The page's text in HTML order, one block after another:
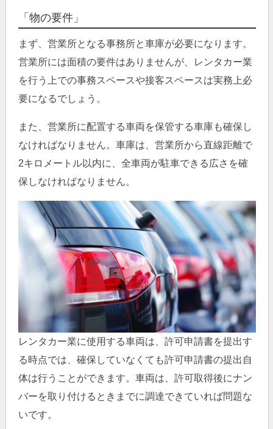
「物の要件」
まず、営業所となる事務所と車庫が必要になります。
営業所には面積の要件はありませんが、レンタカー業
を行う上での事務スペースや接客スペースは実務上必
要になるでしょう。
また、営業所に配置する車両を保管する車庫も確保し
なければなりません。車庫は、営業所から直線距離で
2キロメートル以内に、全車両が駐車できる広さを確
保しなければなりません。
レンタカー業に使用する車両は、許可申請書を提出す
る時点では、確保していなくても許可申請書の提出自
体は行うことができます。車両は、許可取得後にナン
バーを取り付けるときまでに調達できていれば問題な
いです。